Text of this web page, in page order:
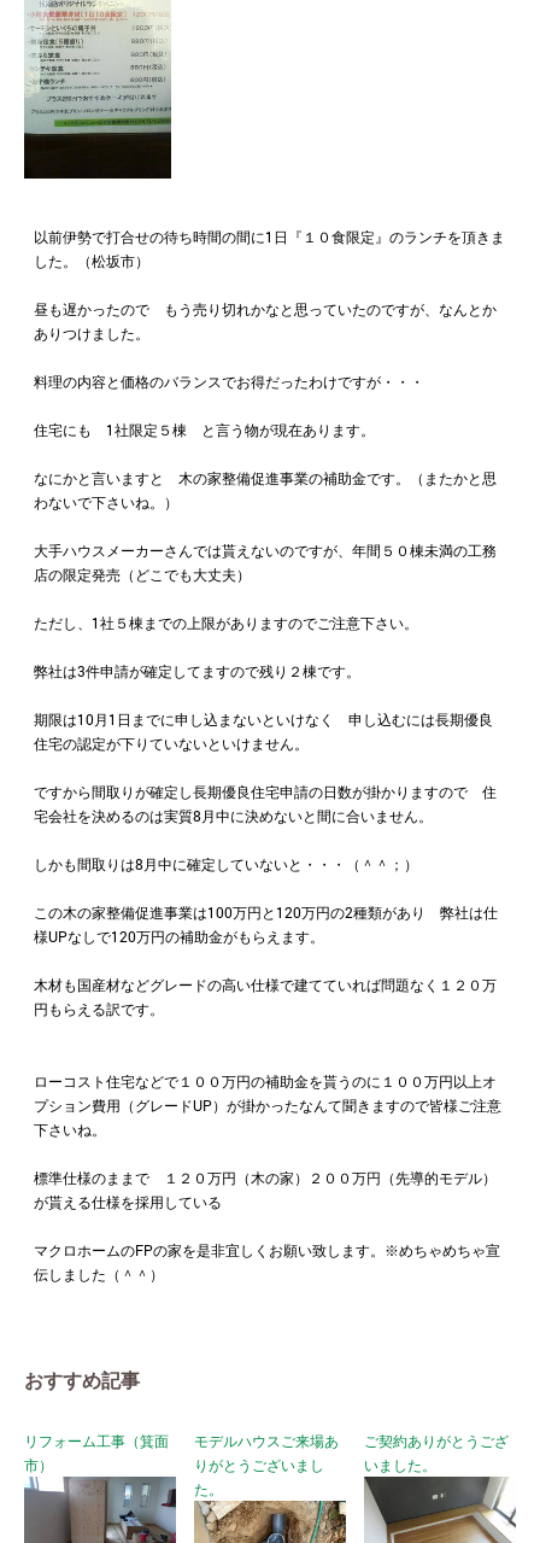
以前伊勢で打合せの待ち時間の間に1日『１０食限定』のランチを頂きま
した。（松坂市）
昼も遅かったので もう売り切れかなと思っていたのですが、なんとか
ありつけました。
料理の内容と価格のバランスでお得だったわけですが・・・
住宅にも 1社限定５棟 と言う物が現在あります。
なにかと言いますと 木の家整備促進事業の補助金です。（またかと思
わないで下さいね。）
大手ハウスメーカーさんでは貰えないのですが、年間５０棟未満の工務
店の限定発売（どこでも大丈夫）
ただし、1社５棟までの上限がありますのでご注意下さい。
弊社は3件申請が確定してますので残り２棟です。
期限は10月1日までに申し込まないといけなく 申し込むには長期優良
住宅の認定が下りていないといけません。
ですから間取りが確定し長期優良住宅申請の日数が掛かりますので 住
宅会社を決めるのは実質8月中に決めないと間に合いません。
しかも間取りは8月中に確定していないと・・・（＾＾；）
この木の家整備促進事業は100万円と120万円の2種類があり 弊社は仕
様UPなしで120万円の補助金がもらえます。
木材も国産材などグレードの高い仕様で建てていれば問題なく１２０万
円もらえる訳です。
ローコスト住宅などで１００万円の補助金を貰うのに１００万円以上オ
プション費用（グレードUP）が掛かったなんて聞きますので皆様ご注意
下さいね。
標準仕様のままで １２０万円（木の家）２００万円（先導的モデル）
が貰える仕様を採用している
マクロホームのFPの家を是非宜しくお願い致します。※めちゃめちゃ宣
伝しました（＾＾）
おすすめ記事
リフォーム工事（箕面
市）
モデルハウスご来場あ
りがとうございまし
た。
ご契約ありがとうござ
いました。